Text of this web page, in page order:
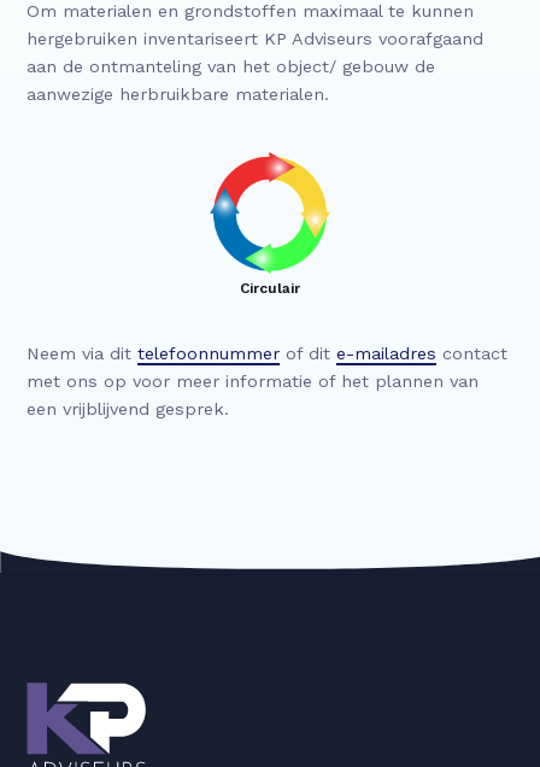
Om materialen en grondstoffen maximaal te kunnen
hergebruiken inventariseert KP Adviseurs voorafgaand
aan de ontmanteling van het object/ gebouw de
aanwezige herbruikbare materialen.
Circulair
Neem via dittelefoonnummer of dite-mailadres contact
met ons op voor meer informatie of het plannen van
een vrijblijvend gesprek.